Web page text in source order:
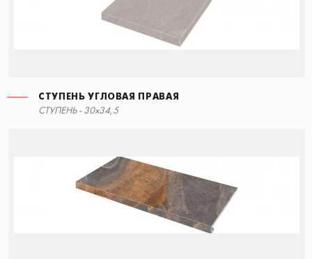
СТУПЕНЬ УГЛОВАЯ ПРАВАЯ
СТУПЕНЬ - 30x34,5